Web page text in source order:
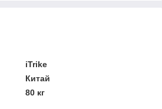
iTrike
Китай
80 кг